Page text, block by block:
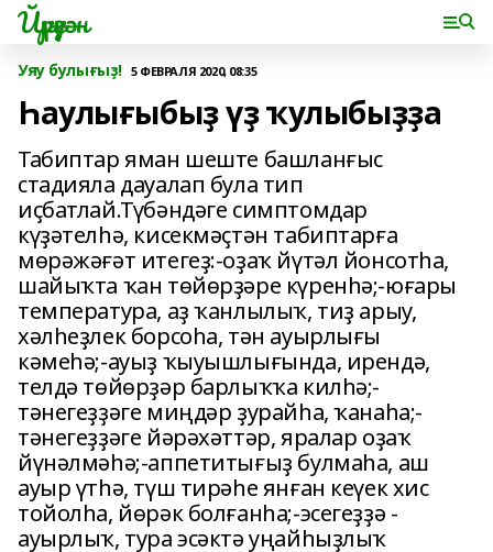
Йүрүҙән
Уяу булығыҙ! 5 ФЕВРАЛЯ 2020, 08:35
Һаулығыбыҙ үҙ ҡулыбыҙҙа
Табиптар яман шеште башланғыс
стадияла дауалап була тип
иҫбатлай.Түбәндәге симптомдар
күҙәтелһә, кисекмәҫтән табиптарға
мөрәжәғәт итегеҙ:-оҙаҡ йүтәл йонсотһа,
шайыҡта ҡан төйөрҙәре күренһә;-юғары
температура, аҙ ҡанлылыҡ, тиҙ арыу,
хәлһеҙлек борсоһа, тән ауырлығы
кәмеһә;-ауыҙ ҡыуышлығында, ирендә,
телдә төйөрҙәр барлыҡҡа килһә;-
тәнегеҙҙәге миңдәр ҙурайһа, ҡанаһа;-
тәнегеҙҙәге йәрәхәттәр, яралар оҙаҡ
йүнәлмәһә;-аппетитығыҙ булмаһа, аш
ауыр үтһә, түш тирәһе янған кеүек хис
тойолһа, йөрәк болғанһа;-эсегеҙҙә -
ауырлыҡ, тура эсәктә уңайһыҙлыҡ